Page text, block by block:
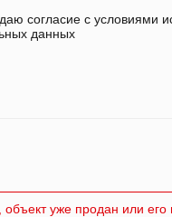
согласие с условиями
данных
уже продан или его